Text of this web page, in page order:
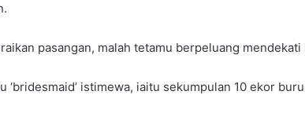
pasangan, malah tetamu berpeluang
‘bridesmaid’ istimewa, iaitu sekumpulan 10 ekor